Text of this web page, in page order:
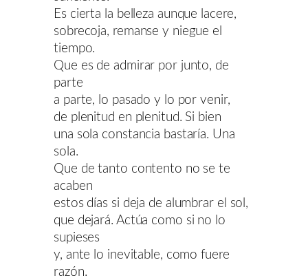
Es cierta la belleza aunque lacere,
sobrecoja, remanse y niegue el
tiempo.
Que es de admirar por junto, de
parte
a parte, lo pasado y lo por venir,
de plenitud en plenitud. Si bien
una sola constancia bastaría. Una
sola.
Que de tanto contento no se te
acaben
estos días si deja de alumbrar el sol,
que dejará. Actúa como si no lo
supieses
y, ante lo inevitable, como fuere
razón.